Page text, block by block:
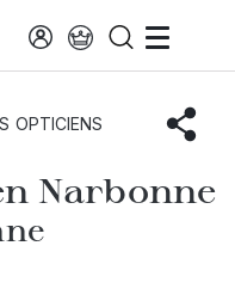
OPTICIENS
Narbonne